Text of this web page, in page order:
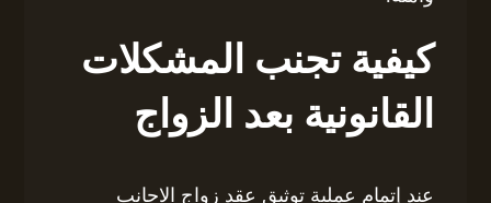
كيفية تجنب المشكلات
القانونية بعد الزواج
عند إتمام عملية توثيق عقد زواج الاجانب